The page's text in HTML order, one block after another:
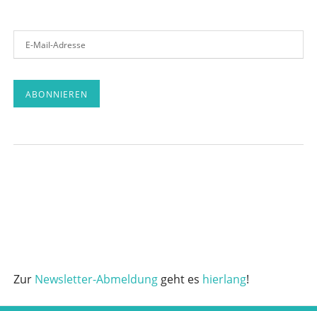
Mail-
ABONNIEREN
Zur Newsletter-Abmeldunggeht es hierlang!